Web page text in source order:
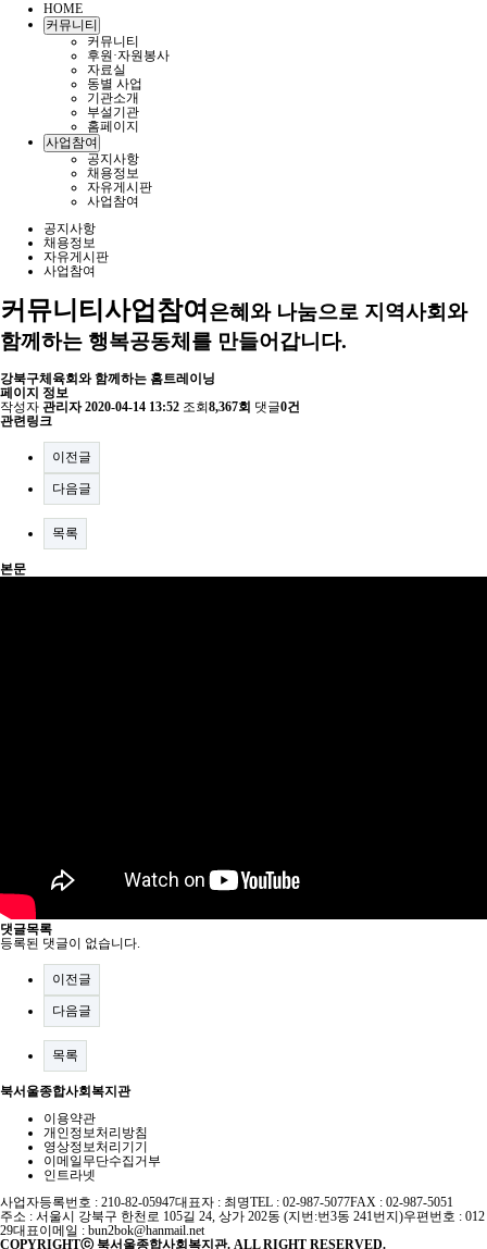
HOME
커뮤니티
커뮤니티
후원·자원봉사
자료실
동별 사업
기관소개
부설기관
홈페이지
사업참여
공지사항
채용정보
자유게시판
사업참여
공지사항
채용정보
자유게시판
사업참여
커뮤니티 사업참여 은혜와 나눔으로 지역사회와
함께하는 행복공동체를 만들어갑니다.
강북구체육회와 함께하는 홈트레이닝
페이지 정보
작성자 관리자 2020-04-14 13:52 조회 8,367회 댓글0건
관련링크
이전글
다음글
목록
본문
댓글목록
등록된 댓글이 없습니다.
이전글
다음글
목록
북서울종합사회복지관
이용약관
개인정보처리방침
영상정보처리기기
이메일무단수집거부
인트라넷
사업자등록번호 : 210-82-05947대표자 : 최명TEL : 02-987-5077FAX : 02-987-5051
주소 : 서울시 강북구 한천로 105길 24, 상가 202동 (지번:번3동 241번지)우편번호 : 012
29대표이메일 : bun2bok@hanmail.net
COPYRIGHTⓒ 북서울종합사회복지관. ALL RIGHT RESERVED.